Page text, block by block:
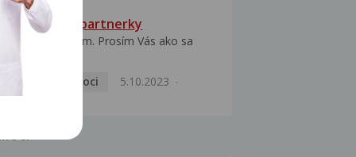
HPV typ 52 u partnerky
Dobrý deň prajem. Prosím Vás ako sa
Pohlavní nemoci
5.10.2023